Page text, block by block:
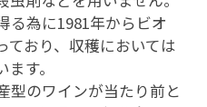
る為に1981年からビオ
ており、収穫においては
す。
型のワインが当たり前と